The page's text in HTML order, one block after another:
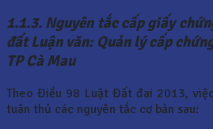
1.1.3. Nguyên tắc cấp giấy
đất Luận văn: Quản lý cấp
TP Cà Mau
Theo Điều 98 Luật Đất đai 2013,
tuân thủ các nguyên tắc cơ bản sau: